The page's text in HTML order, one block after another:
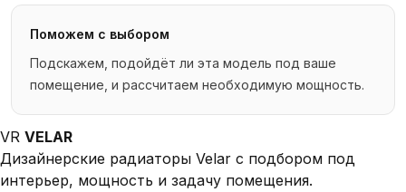
Поможем с выбором
Подскажем, подойдёт ли эта модель под ваше
помещение, и рассчитаем необходимую мощность.
VR VELAR
Дизайнерские радиаторы Velar с подбором под
интерьер, мощность и задачу помещения.